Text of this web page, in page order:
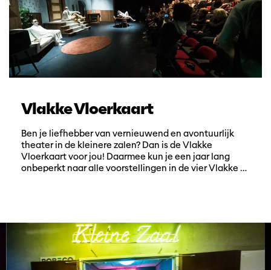
Vlakke Vloerkaart
Ben je liefhebber van vernieuwend en avontuurlijk
theater in de kleinere zalen? Dan is de Vlakke
Vloerkaart voor jou! Daarmee kun je een jaar lang
onbeperkt naar alle voorstellingen in de vier Vlakke …
Overslaan